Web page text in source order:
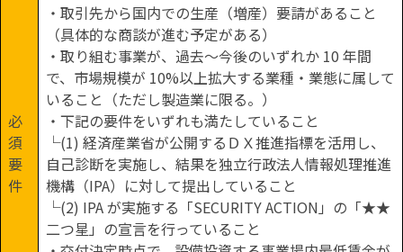
必
須
要
件
・取引先から国内での生産（増産）要請があること
（具体的な商談が進む予定がある）
・取り組む事業が、過去～今後のいずれか 10 年間
で、市場規模が 10%以上拡大する業種・業態に属して
いること（ただし製造業に限る。）
・下記の要件をいずれも満たしていること
└(1) 経済産業省が公開するＤＸ推進指標を活用し、
自己診断を実施し、結果を独立行政法人情報処理推進
機構（IPA）に対して提出していること
└(2) IPA が実施する「SECURITY ACTION」の「★★
二つ星」の宣言を行っていること